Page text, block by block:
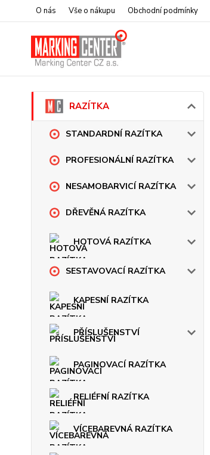
O nás Vše o nákupu Obchodní podmínky
RAZÍTKA
STANDARDNÍ RAZÍTKA
PROFESIONÁLNÍ RAZÍTKA
NESAMOBARVICÍ RAZÍTKA
DŘEVĚNÁ RAZÍTKA
HOTOVÁ RAZÍTKA
SESTAVOVACÍ RAZÍTKA
KAPESNÍ RAZÍTKA
PŘÍSLUŠENSTVÍ
PAGINOVACÍ RAZÍTKA
RELIÉFNÍ RAZÍTKA
VÍCEBAREVNÁ RAZÍTKA